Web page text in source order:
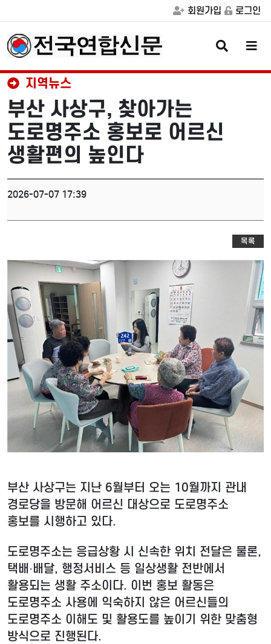
회원가입 로그인
검
색
버
메
버
지역뉴스
부산 사상구, 찾아가는
도로명주소 홍보로 어르신
생활편의 높인다
2026-07-07 17:39
목록
부산 사상구는 지난 6월부터 오는 10월까지 관내
경로당을 방문해 어르신 대상으로 도로명주소
홍보를 시행하고 있다.
도로명주소는 응급상황 시 신속한 위치 전달은 물론,
택배·배달, 행정서비스 등 일상생활 전반에서
활용되는 생활 주소이다. 이번 홍보 활동은
도로명주소 사용에 익숙하지 않은 어르신들의
도로명주소 이해도 및 활용도를 높이기 위한 맞춤형
방식으로 진행된다.